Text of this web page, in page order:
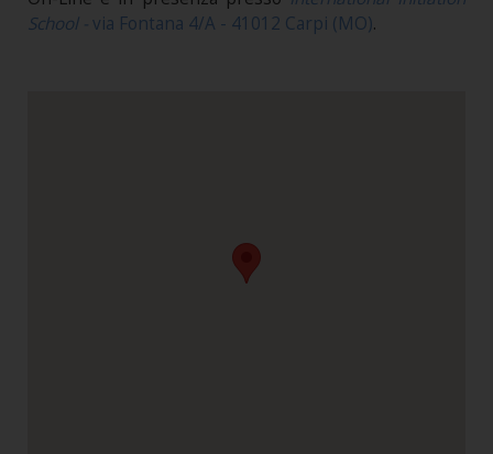
School - via Fontana 4/A - 41012 Carpi (MO).